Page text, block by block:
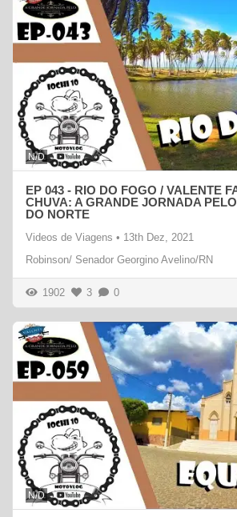
N/D
EP 043 - RIO DO FOGO / VALENTE
CHUVA: A GRANDE JORNADA
DO NORTE
Videos de Viagens • 13th Dez, 2021
Robinson/ Senador Georgino Avelino/RN
1902 3 0
N/D